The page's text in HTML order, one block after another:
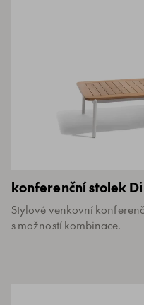
konferenční stolek
Stylové venkovní
s možností kombinace.